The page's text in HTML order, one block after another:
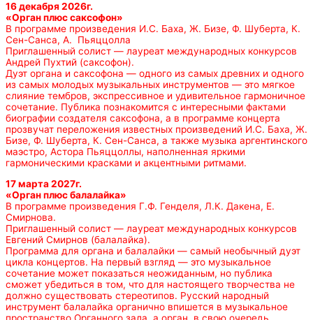
16 декабря 2026г.
«Орган плюс саксофон»
В программе произведения И.С. Баха, Ж. Бизе, Ф. Шуберта, К.
Сен-Санса, А. Пьяццолла
Приглашенный солист — лауреат международных конкурсов
Андрей Пухтий (саксофон).
Дуэт органа и саксофона — одного из самых древних и одного
из самых молодых музыкальных инструментов — это мягкое
слияние тембров, экспрессивное и удивительное гармоничное
сочетание. Публика познакомится с интересными фактами
биографии создателя саксофона, а в программе концерта
прозвучат переложения известных произведений И.С. Баха, Ж.
Бизе, Ф. Шуберта, К. Сен-Санса, а также музыка аргентинского
маэстро, Астора Пьяццоллы, наполненная яркими
гармоническими красками и акцентными ритмами.
17 марта 2027г.
«Орган плюс балалайка»
В программе произведения Г.Ф. Генделя, Л.К. Дакена, Е.
Смирнова.
Приглашенный солист — лауреат международных конкурсов
Евгений Смирнов (балалайка).
Программа для органа и балалайки — самый необычный дуэт
цикла концертов. На первый взгляд — это музыкальное
сочетание может показаться неожиданным, но публика
сможет убедиться в том, что для настоящего творчества не
должно существовать стереотипов. Русский народный
инструмент балалайка органично впишется в музыкальное
пространство Органного зала, а орган, в свою очередь,